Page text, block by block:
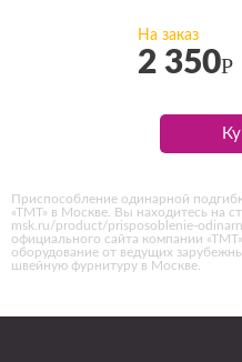
На заказ
2 350Р
Приспособление одинарной
«ТМТ» в Москве. Вы находитесь на
msk.ru/product/prisposoblenie-
официального сайта компании
оборудование от ведущих
швейную фурнитуру в Москве.